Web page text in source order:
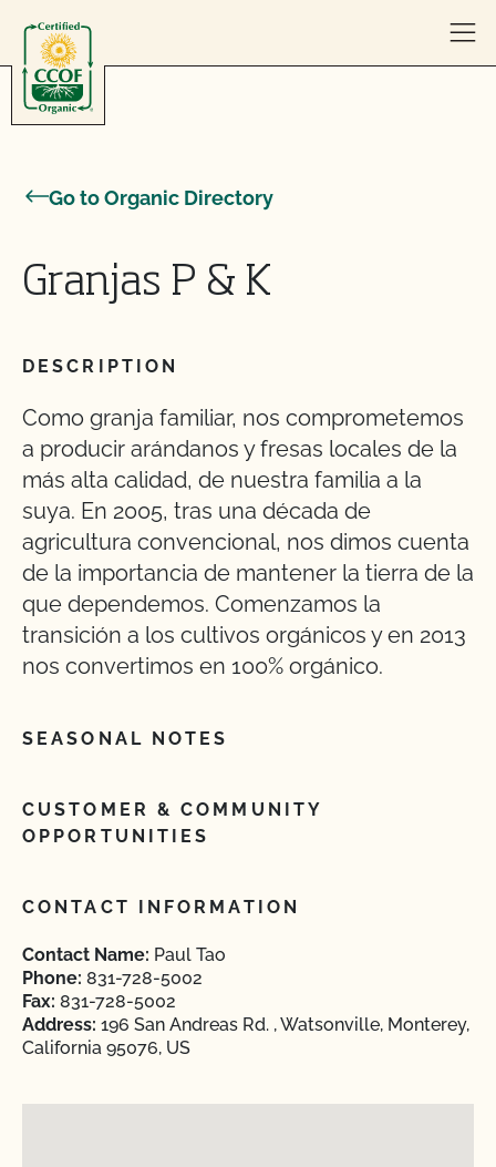
Go to Organic Directory
Granjas P & K
DESCRIPTION
Como granja familiar, nos comprometemos
a producir arándanos y fresas locales de la
más alta calidad, de nuestra familia a la
suya. En 2005, tras una década de
agricultura convencional, nos dimos cuenta
de la importancia de mantener la tierra de la
que dependemos. Comenzamos la
transición a los cultivos orgánicos y en 2013
nos convertimos en 100% orgánico.
SEASONAL NOTES
CUSTOMER & COMMUNITY
OPPORTUNITIES
CONTACT INFORMATION
Contact Name: Paul Tao
Phone: 831-728-5002
Fax: 831-728-5002
Address: 196 San Andreas Rd. , Watsonville, Monterey,
California 95076, US